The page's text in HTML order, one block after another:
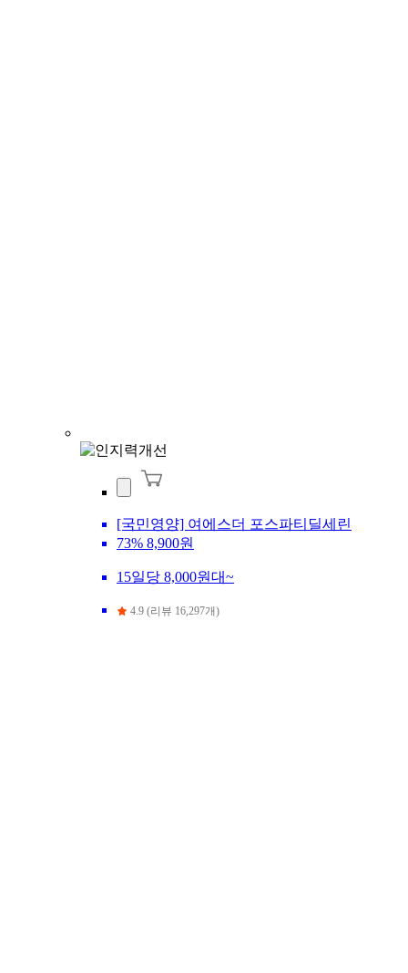
[국민영양] 여에스더 포스파티딜세린
73% 8,900원
15일당 8,000원대~
4.9 (리뷰 16,297개)